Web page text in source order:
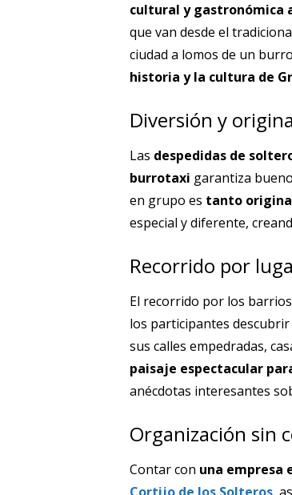
cultural y gastronómica
que van desde el
ciudad a lomos de un
historia y la cultura de
Diversión y
Las despedidas de
burrotaxi garantiza
en grupo es tanto
especial y diferente,
Recorrido por
El recorrido por los
los participantes
sus calles empedradas,
paisaje espectacular
anécdotas interesantes
Organización sin
Contar con una empresa